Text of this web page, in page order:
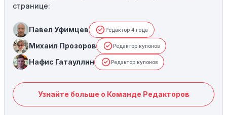
странице:
Павел Уфимцев Редактор 4 года
Михаил Прозоров Редактор купонов
Нафис Гатауллин Редактор купонов
Узнайте больше о Команде Редакторов